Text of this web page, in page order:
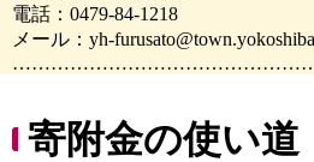
電話：0479-84-1218
メール：yh-
寄附金の使い道